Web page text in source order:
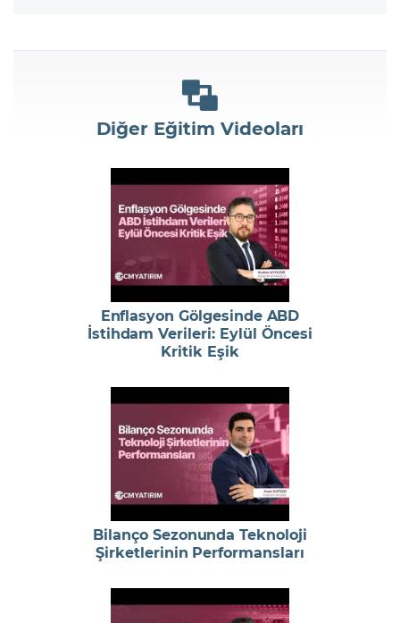
Diğer Eğitim Videoları
Enflasyon Gölgesinde ABD
İstihdam Verileri: Eylül Öncesi
Kritik Eşik
Bilanço Sezonunda Teknoloji
Şirketlerinin Performansları